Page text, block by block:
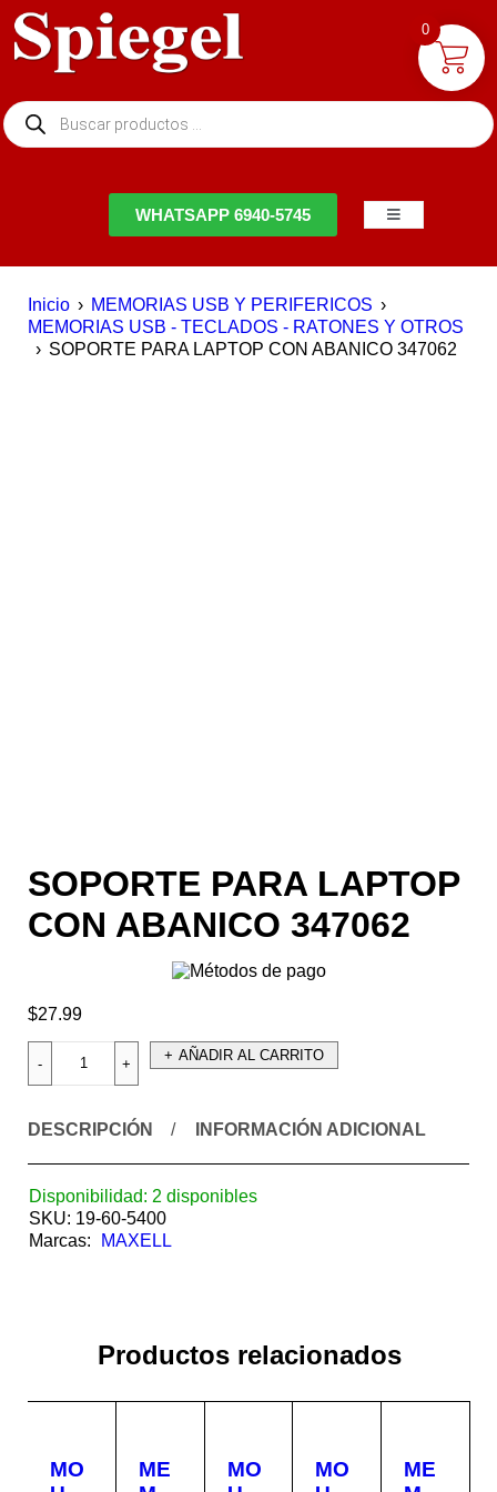
WHATSAPP 6940-5745
Inicio › MEMORIAS USB Y PERIFERICOS ›
MEMORIAS USB - TECLADOS - RATONES Y OTROS
› SOPORTE PARA LAPTOP CON ABANICO 347062
SOPORTE PARA LAPTOP
CON ABANICO 347062
$27.99
AÑADIR AL CARRITO
DESCRIPCIÓN INFORMACIÓN ADICIONAL
Disponibilidad: 2 disponibles
SKU: 19-60-5400
Marcas:
MAXELL
Productos relacionados
MO
ME
MO
MO
ME
0